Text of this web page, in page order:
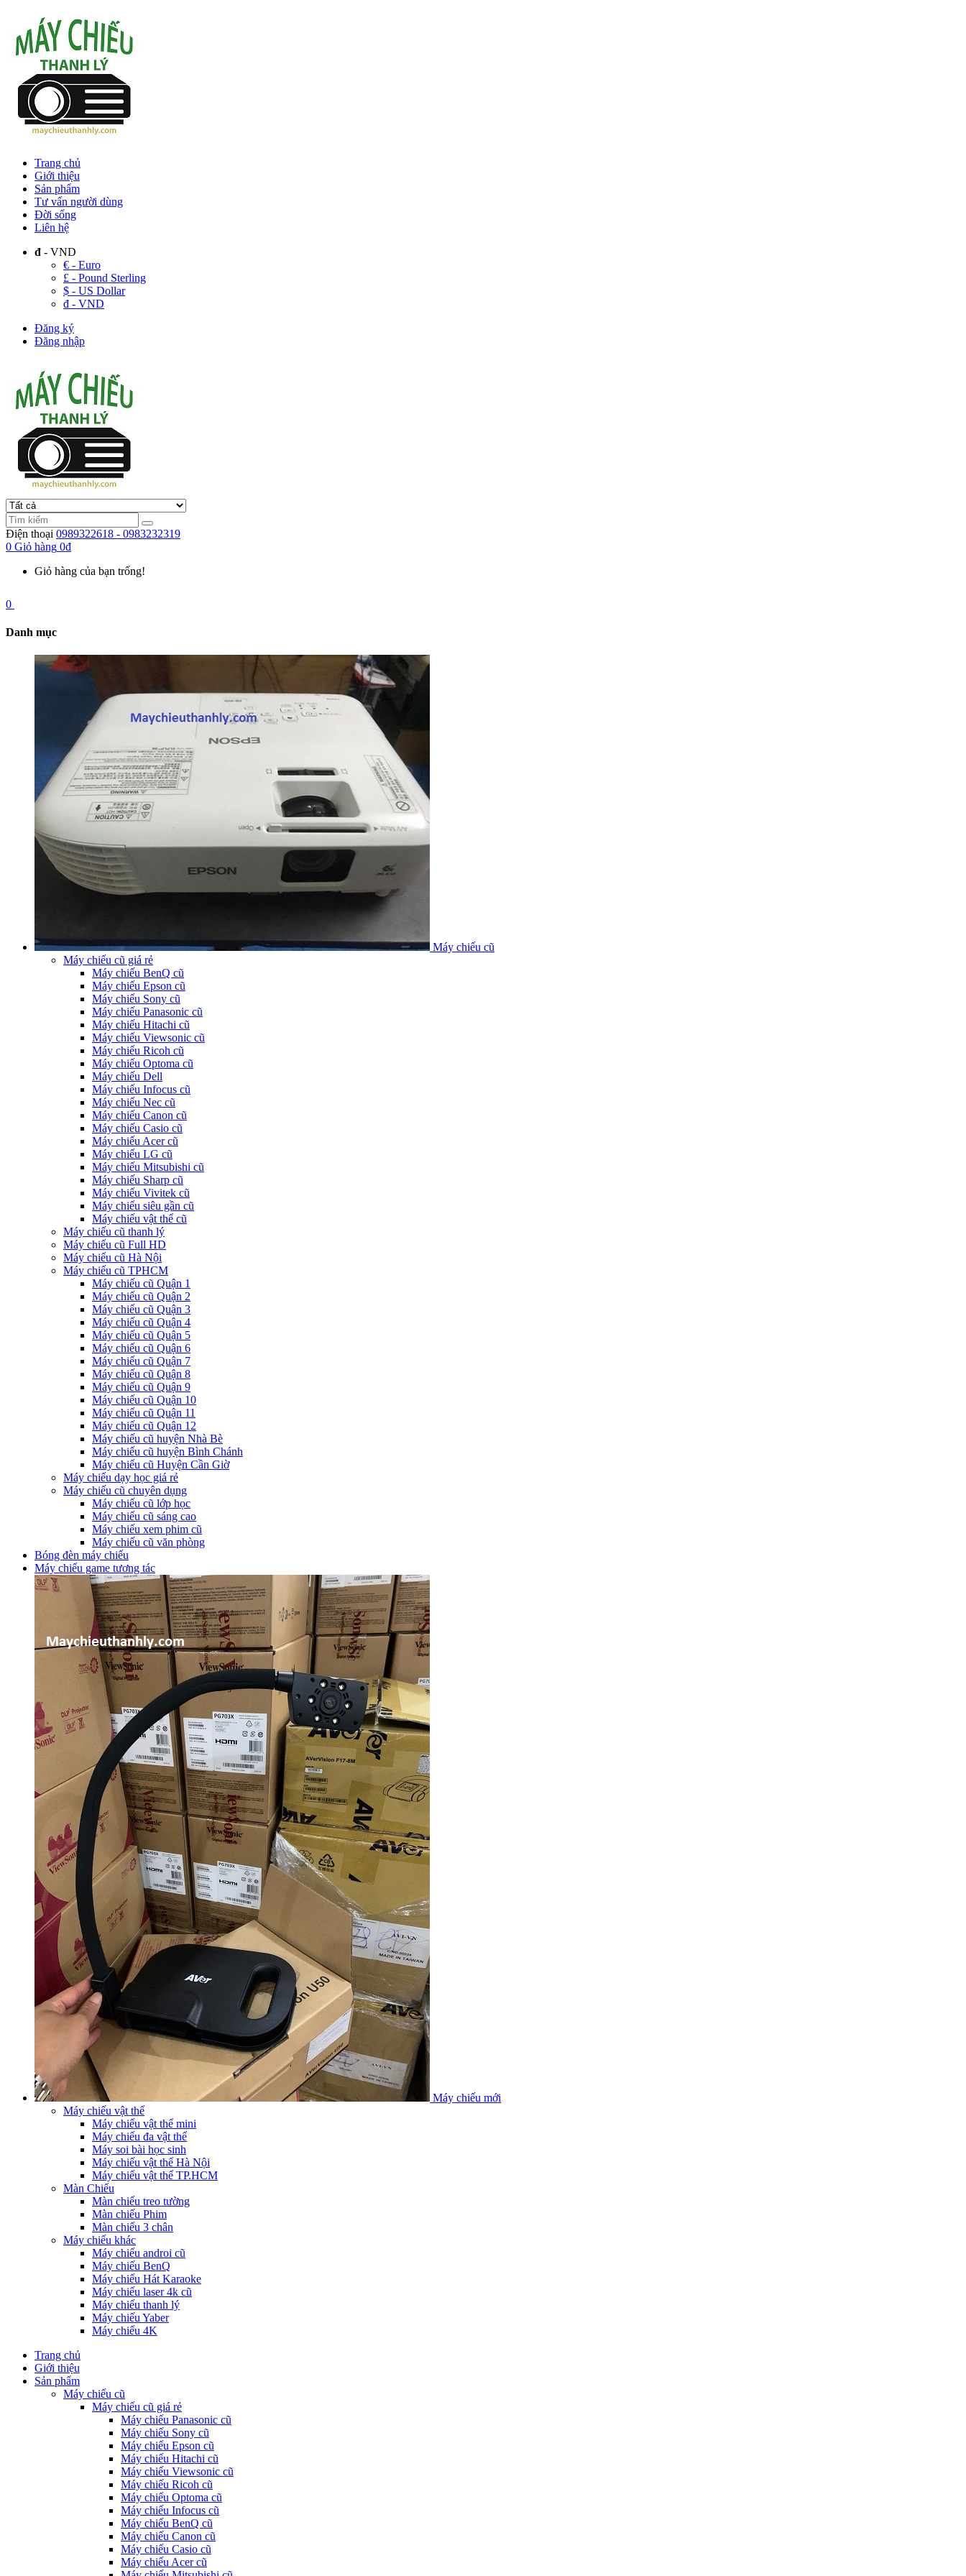
Trang chủ
Giới thiệu
Sản phẩm
Tư vấn người dùng
Đời sống
Liên hệ
đ - VND
€ - Euro
£ - Pound Sterling
$ - US Dollar
đ - VND
Đăng ký
Đăng nhập
Điện thoại 0989322618 - 0983232319
0 Giỏ hàng 0đ
Giỏ hàng của bạn trống!
0
Danh mục
Máy chiếu cũ
Máy chiếu cũ giá rẻ
Máy chiếu BenQ cũ
Máy chiếu Epson cũ
Máy chiếu Sony cũ
Máy chiếu Panasonic cũ
Máy chiếu Hitachi cũ
Máy chiếu Viewsonic cũ
Máy chiếu Ricoh cũ
Máy chiếu Optoma cũ
Máy chiếu Dell
Máy chiếu Infocus cũ
Máy chiếu Nec cũ
Máy chiếu Canon cũ
Máy chiếu Casio cũ
Máy chiếu Acer cũ
Máy chiếu LG cũ
Máy chiếu Mitsubishi cũ
Máy chiếu Sharp cũ
Máy chiếu Vivitek cũ
Máy chiếu siêu gần cũ
Máy chiếu vật thể cũ
Máy chiếu cũ thanh lý
Máy chiếu cũ Full HD
Máy chiếu cũ Hà Nội
Máy chiếu cũ TPHCM
Máy chiếu cũ Quận 1
Máy chiếu cũ Quận 2
Máy chiếu cũ Quận 3
Máy chiếu cũ Quận 4
Máy chiếu cũ Quận 5
Máy chiếu cũ Quận 6
Máy chiếu cũ Quận 7
Máy chiếu cũ Quận 8
Máy chiếu cũ Quận 9
Máy chiếu cũ Quận 10
Máy chiếu cũ Quận 11
Máy chiếu cũ Quận 12
Máy chiếu cũ huyện Nhà Bè
Máy chiếu cũ huyện Bình Chánh
Máy chiếu cũ Huyện Cần Giờ
Máy chiếu dạy học giá rẻ
Máy chiếu cũ chuyên dụng
Máy chiếu cũ lớp học
Máy chiếu cũ sáng cao
Máy chiếu xem phim cũ
Máy chiếu cũ văn phòng
Bóng đèn máy chiếu
Máy chiếu game tương tác
Máy chiếu mới
Máy chiếu vật thể
Máy chiếu vật thể mini
Máy chiếu đa vật thể
Máy soi bài học sinh
Máy chiếu vật thể Hà Nội
Máy chiếu vật thể TP.HCM
Màn Chiếu
Màn chiếu treo tường
Màn chiếu Phim
Màn chiếu 3 chân
Máy chiếu khác
Máy chiếu androi cũ
Máy chiếu BenQ
Máy chiếu Hát Karaoke
Máy chiếu laser 4k cũ
Máy chiếu thanh lý
Máy chiếu Yaber
Máy chiếu 4K
Trang chủ
Giới thiệu
Sản phẩm
Máy chiếu cũ
Máy chiếu cũ giá rẻ
Máy chiếu Panasonic cũ
Máy chiếu Sony cũ
Máy chiếu Epson cũ
Máy chiếu Hitachi cũ
Máy chiếu Viewsonic cũ
Máy chiếu Ricoh cũ
Máy chiếu Optoma cũ
Máy chiếu Infocus cũ
Máy chiếu BenQ cũ
Máy chiếu Canon cũ
Máy chiếu Casio cũ
Máy chiếu Acer cũ